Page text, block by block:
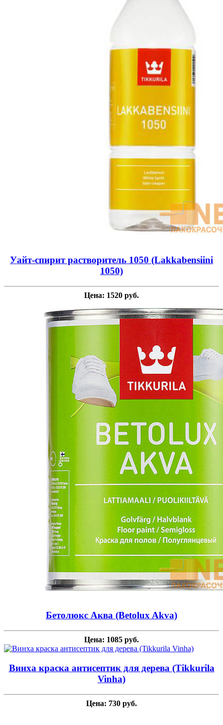
Уайт-спирит растворитель 1050 (Lakkabensiini
1050)
Цена: 1520 руб.
Бетолюкс Аква (Betolux Akva)
Цена: 1085 руб.
Винха краска антисептик для дерева (Tikkurila
Vinha)
Цена: 730 руб.